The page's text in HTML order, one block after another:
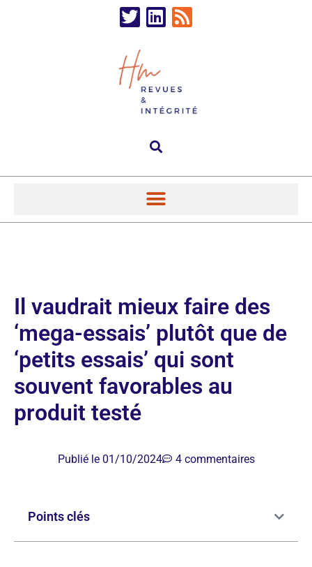
Il vaudrait mieux faire des
‘mega-essais’ plutôt que de
‘petits essais’ qui sont
souvent favorables au
produit testé
Publié le 01/10/2024 4 commentaires
Points clés